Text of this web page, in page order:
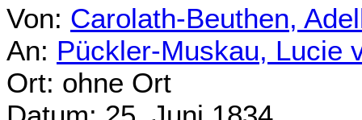
Von: Carolath-Beuthen,
An: Pückler-Muskau, Lucie
Ort: ohne Ort